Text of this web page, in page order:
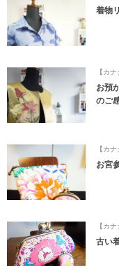
着物
【カ
お預
のご
【カ
お宮
【カ
古い